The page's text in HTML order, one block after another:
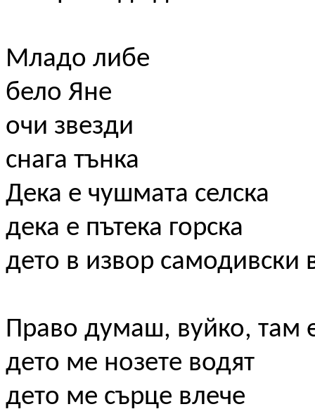
Младо либе
бело Яне
очи звезди
снага тънка
Дека е чушмата селска
дека е пътека горска
дето в извор самодивски
Право думаш, вуйко, там
дето ме нозете водят
дето ме сърце влече